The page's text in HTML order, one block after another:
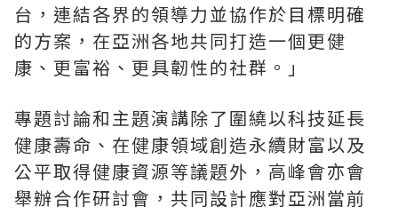
台，連結各界的領導力並協作於目標明確
的方案，在亞洲各地共同打造一個更健
康、更富裕、更具韌性的社群。」
專題討論和主題演講除了圍繞以科技延長
健康壽命、在健康領域創造永續財富以及
公平取得健康資源等議題外，高峰會亦會
舉辦合作研討會，共同設計應對亞洲當前